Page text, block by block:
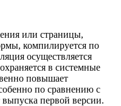
или страницы,
компилируется по
осуществляется
в системные
повышает
по сравнению с
первой версии.